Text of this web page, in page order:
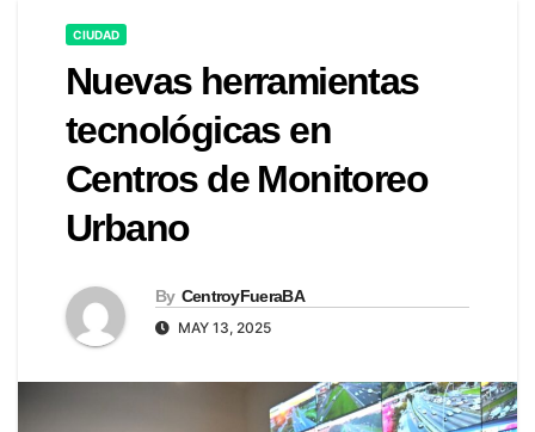
CIUDAD
Nuevas herramientas
tecnológicas en
Centros de Monitoreo
Urbano
By CentroyFueraBA
MAY 13, 2025